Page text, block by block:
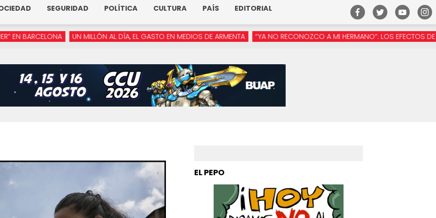
SEGURIDAD POLÍTICA CULTURA PAÍS
EDITORIAL
UN MILLÓN AL DÍA, EL GASTO EN MEDIOS DE ARMENTA “YA NO RECONOZCO A MI HERMANO”: LOS EFECTOS DE LA
EL PEPO